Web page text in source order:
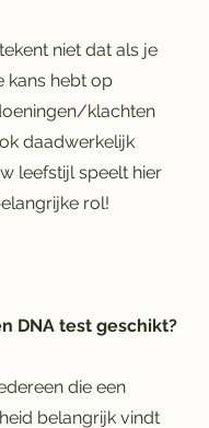
niet dat als je
kans hebt op
klachten
daadwerkelijk
leefstijl speelt hier
rol!
DNA test geschikt?
die een
belangrijk vindt